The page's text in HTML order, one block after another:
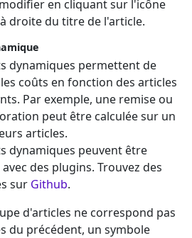
en cliquant sur l'icône
droite du titre de l'article.
dynamiques permettent de
coûts en fonction des articles
Par exemple, une remise ou
peut être calculée sur un
articles.
dynamiques peuvent être
des plugins. Trouvez des
sur Github.
d'articles ne correspond pas
du précédent, un symbole